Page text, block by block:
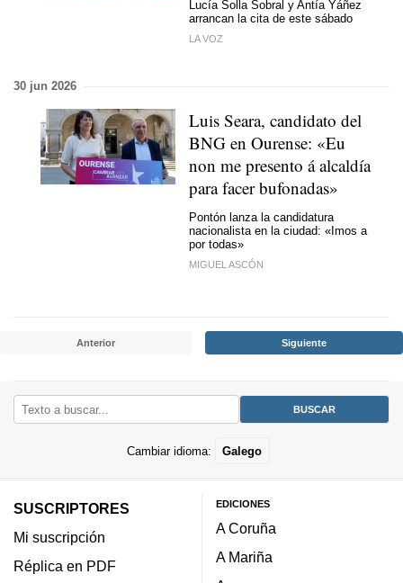
Lucía Solla Sobral y Antía Yáñez
arrancan la cita de este sábado
LA VOZ
30 jun 2026
Luis Seara, candidato del
BNG en Ourense: «Eu
non me presento á alcaldía
para facer bufonadas»
Pontón lanza la candidatura
nacionalista en la ciudad: «Imos a
por todas»
MIGUEL ASCÓN
Anterior Siguiente
Cambiar idioma: Galego
SUSCRIPTORES
Mi suscripción
Réplica en PDF
EDICIONES
A Coruña
A Mariña